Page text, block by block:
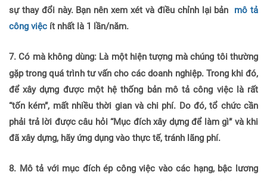
sự thay đổi này. Bạn nên xem xét và điều chỉnh lại bản
mô tả
công việc ít nhất là 1 lần/năm.
7. Có mà không dùng:Là một hiện tượng mà chúng tôi thường
gặp trong quá trình tư vấn cho các doanh nghiệp. Trong khi đó,
để xây dựng được một hệ thống bản mô tả công việc là rất
“tốn kém”, mất nhiều thời gian và chi phí. Do đó, tổ chức cần
phải trả lời được câu hỏi “Mục đích xây dựng để làm gì” và khi
đã xây dựng, hãy ứng dụng vào thực tế, tránh lãng phí.
8. Mô tả với mục đích ép công việc vào các hạng, bậc lương